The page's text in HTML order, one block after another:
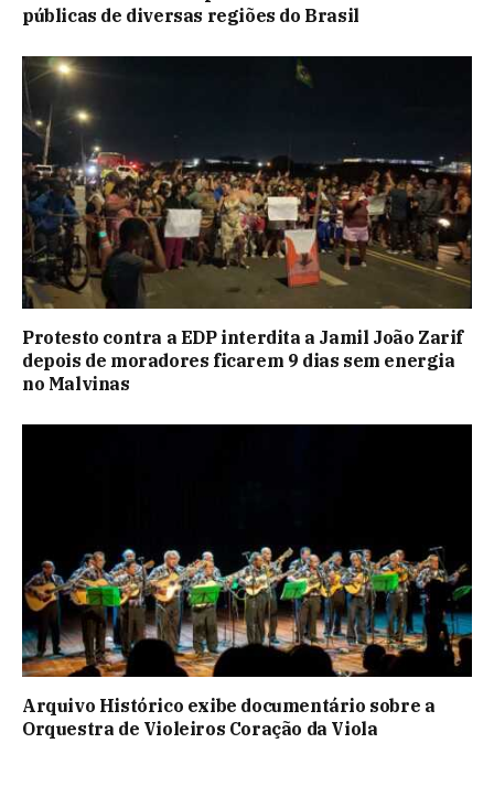
públicas de diversas regiões do Brasil
Protesto contra a EDP interdita a Jamil João Zarif
depois de moradores ficarem 9 dias sem energia
no Malvinas
Arquivo Histórico exibe documentário sobre a
Orquestra de Violeiros Coração da Viola